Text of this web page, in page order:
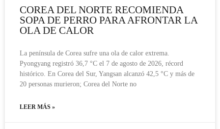
COREA DEL NORTE RECOMIENDA
SOPA DE PERRO PARA AFRONTAR LA
OLA DE CALOR
La península de Corea sufre una ola de calor extrema.
Pyongyang registró 36,7 °C el 7 de agosto de 2026, récord
histórico. En Corea del Sur, Yangsan alcanzó 42,5 °C y más de
20 personas murieron; Corea del Norte no
LEER MÁS »